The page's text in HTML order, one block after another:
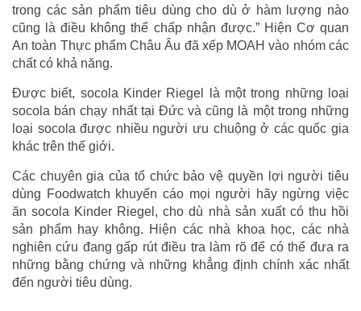
trong các sản phẩm tiêu dùng cho dù ở hàm lượng nào
cũng là điều không thể chấp nhận được.” Hiện Cơ quan
An toàn Thực phẩm Châu Âu đã xếp MOAH vào nhóm các
chất có khả năng.
Được biết, socola Kinder Riegel là một trong những loại
socola bán chạy nhất tại Đức và cũng là một trong những
loại socola được nhiều người ưu chuộng ở các quốc gia
khác trên thế giới.
Các chuyên gia của tổ chức bảo vệ quyền lợi người tiêu
dùng Foodwatch khuyến cáo mọi người hãy ngừng việc
ăn socola Kinder Riegel, cho dù nhà sản xuất có thu hồi
sản phẩm hay không. Hiện các nhà khoa học, các nhà
nghiên cứu đang gấp rút điều tra làm rõ để có thể đưa ra
những bằng chứng và những khẳng định chính xác nhất
đến người tiêu dùng.